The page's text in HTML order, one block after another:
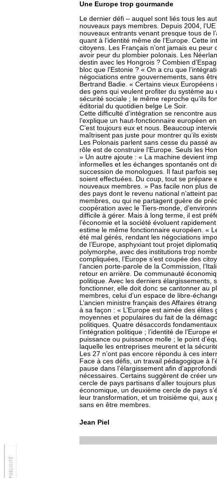
Une Europe trop gourmande
Le dernier défi – auquel sont liés tous les
nouveaux pays membres. Depuis 2004,
nouveaux entrants venant presque tous de
quant à l’identité même de l’Europe. Cette
citoyens. Les Français n’ont jamais eu peur
avoir peur du plombier polonais. Les
destin avec les Hongrois ? Combien
bloc que l’Estonie ? « On a cru que
négociations entre gouvernements, sans
Bertrand Badie. « Certains vieux
des gens qui veulent profiter du système
sécurité sociale ; le même reproche qu’ils
éditorial du quotidien belge Le Soir.
Cette difficulté d’intégration se rencontre
l’explique un haut-fonctionnaire européen
C’est toujours eux et nous. Beaucoup
maîtrisent pas juste pour montrer qu’ils
Les Polonais parlent sans cesse du passé
rôle est de construire l’Europe. Seuls les
» Un autre ajoute : « La machine devient
informelles et les échanges spontanés ont
succession de monologues. Il faut parfois
soient effectuées. Du coup, tout se prépare
nouveaux membres. » Pas facile non plus
des pays dont le revenu national n’atteint
membres, ou qui ne partagent guère de
coopération avec le Tiers-monde,
difficile à gérer. Mais à long terme, il est
l’économie et la société évoluent
estime le même fonctionnaire européen. «
été mal gérés, rendant les négociations
de l’Europe, asphyxiant tout projet
polymorphe, avec des institutions trop
compliquées, l’Europe s’est coupée des
l’ancien porte-parole de la Commission,
retour en arrière. De communauté
politique. Avec les derniers élargissements,
fonctionner, elle doit donc se cantonner au
membres, celui d’un espace de libre-
L’ancien ministre français des Affaires
à sa façon : « L’Europe est aimée des
moyennes et populaires du fait de la
politiques. Quatre désaccords
l’intégration politique ; l’identité de
puissance ou puissance molle ; le point
laquelle les entreprises meurent et la
Les 27 n’ont pas encore répondu à ces
Face à ces défis, un travail pédagogique à
pause dans l’élargissement afin
nécessaires. Certains suggèrent de créer
cercle de pays partisans d’aller toujours
économique, un deuxième cercle de pays
leur transformation, et un troisième qui, aux
sans en être membres.
Jean Piel